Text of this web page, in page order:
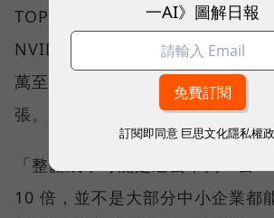
TOPS，甚至 1,000 TOPS，因此
NVIDIA 顯示卡補足算力；一張
萬至 12 萬元，一張算不完，就
張。
「整體成本可能是過去單獨一台
10 倍，並不是大部分中小企業都
一AI》圖解日報
訂閱即同意 巨思文化隱私權